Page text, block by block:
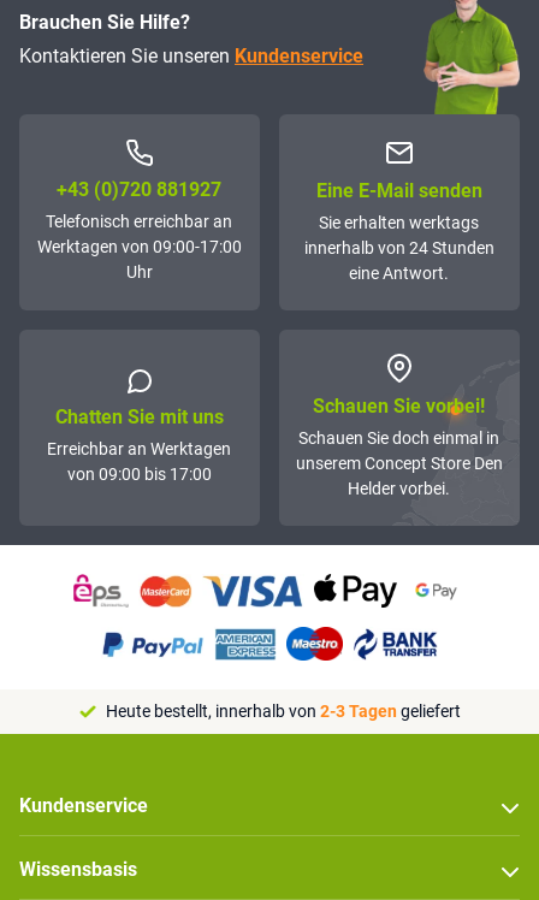
Brauchen Sie Hilfe?
Kontaktieren Sie unseren Kundenservice
+43 (0)72­0 881927
Telefonisch erreichbar an
Werktagen von 09:00-17:00
Uhr
Eine E-Mail senden
Sie erhalten werktags
innerhalb von 24 Stunden
eine Antwort.
Chatten Sie mit uns
Erreichbar an Werktagen
von 09:00 bis 17:00
Schauen Sie vorbei!
Schauen Sie doch einmal in
unserem Concept Store Den
Helder vorbei.
Heute bestellt, innerhalb von 2-3 Tagengeliefert
Kundenservice
Wissensbasis